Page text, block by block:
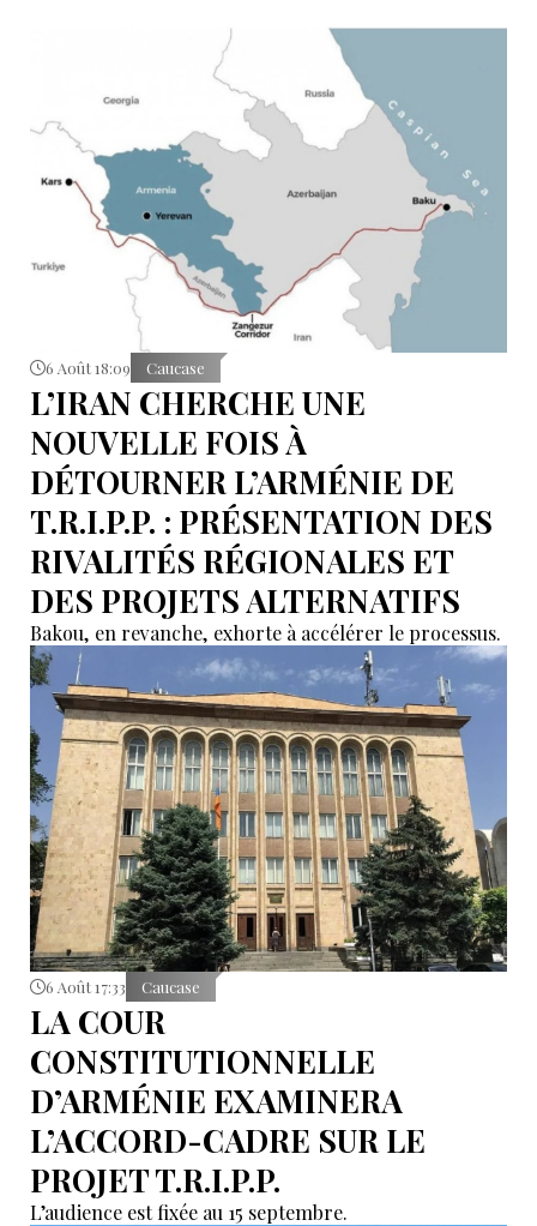
6 Août 18:09 Caucase
L’IRAN CHERCHE UNE
NOUVELLE FOIS À
DÉTOURNER L’ARMÉNIE DE
T.R.I.P.P. : PRÉSENTATION DES
RIVALITÉS RÉGIONALES ET
DES PROJETS ALTERNATIFS
Bakou, en revanche, exhorte à accélérer le processus.
6 Août 17:33 Caucase
LA COUR
CONSTITUTIONNELLE
D’ARMÉNIE EXAMINERA
L’ACCORD-CADRE SUR LE
PROJET T.R.I.P.P.
L’audience est fixée au 15 septembre.